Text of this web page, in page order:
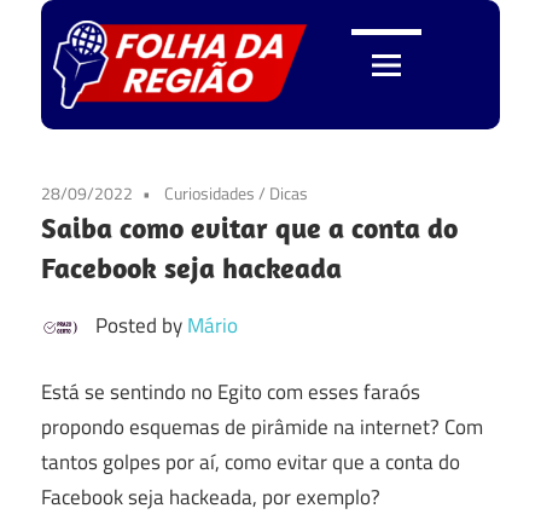
Skip
to
content
Folha
da
Região
28/09/2022 Curiosidades/ Dicas
Saiba como evitar que a conta do
Facebook seja hackeada
Posted byMário
Está se sentindo no Egito com esses faraós
propondo esquemas de pirâmide na internet? Com
tantos golpes por aí, como evitar que a conta do
Facebook seja hackeada, por exemplo?